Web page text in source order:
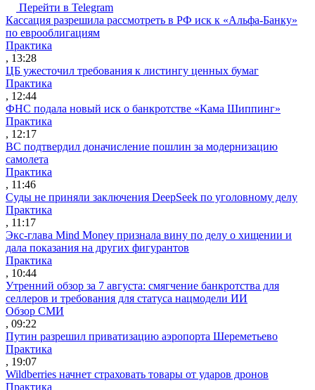
Перейти в Telegram
Кассация разрешила рассмотреть в РФ иск к «Альфа-Банку»
по еврооблигациям
Практика
, 13:28
ЦБ ужесточил требования к листингу ценных бумаг
Практика
, 12:44
ФНС подала новый иск о банкротстве «Кама Шиппинг»
Практика
, 12:17
ВС подтвердил доначисление пошлин за модернизацию
самолета
Практика
, 11:46
Суды не приняли заключения DeepSeek по уголовному делу
Практика
, 11:17
Экс-глава Mind Money признала вину по делу о хищении и
дала показания на других фигурантов
Практика
, 10:44
Утренний обзор за 7 августа: смягчение банкротства для
селлеров и требования для статуса нацмодели ИИ
Обзор СМИ
, 09:22
Путин разрешил приватизацию аэропорта Шереметьево
Практика
, 19:07
Wildberries начнет страховать товары от ударов дронов
Практика